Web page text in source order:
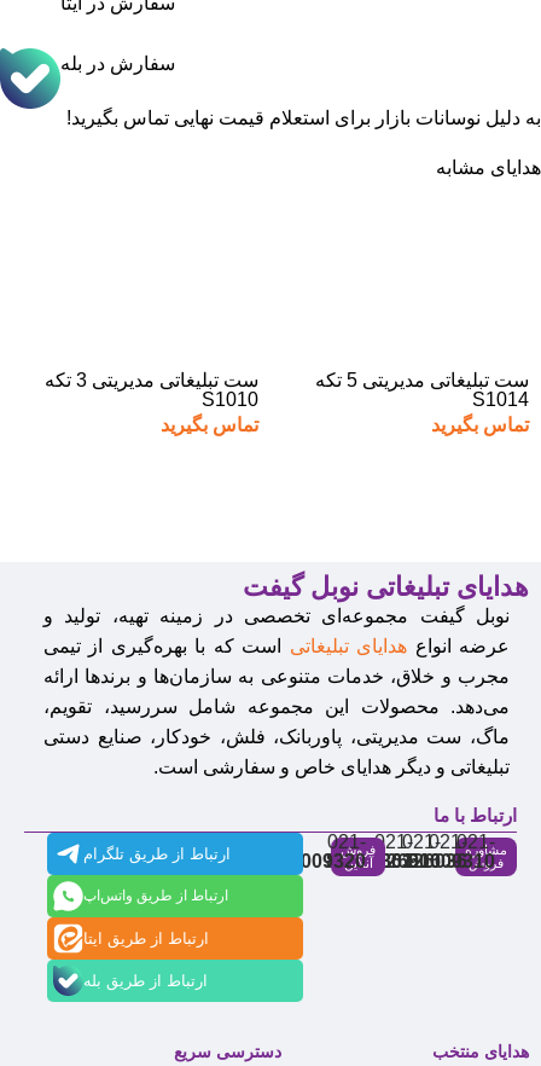
سفارش در بله
به دلیل نوسانات بازار برای استعلام قیمت نهایی تماس بگیرید!
هدایای مشابه
ست تبلیغاتی مدیریتی 5 تکه
S1014
تماس بگیرید
ست تبلیغاتی مدیریتی 3 تکه
S1010
تماس بگیرید
هدایای تبلیغاتی نوبل گیفت
نوبل گیفت مجموعه‌ای تخصصی در زمینه تهیه، تولید و
عرضه انواع هدایای تبلیغاتی است که با بهره‌گیری از تیمی
مجرب و خلاق، خدمات متنوعی به سازمان‌ها و برندها ارائه
می‌دهد. محصولات این مجموعه شامل سررسید، تقویم،
ماگ، ست مدیریتی، پاوربانک، فلش، خودکار، صنایع دستی
تبلیغاتی و دیگر هدایای خاص و سفارشی است.
ارتباط با ما
مشاوره
فروش
021-
91009310
021-
86126036
021-
86126506
021-
88537803
فروش
آنلاین
021-
91009320
ارتباط از طریق تلگرام
ارتباط از طریق واتس‌اپ
ارتباط از طریق ایتا
ارتباط از طریق بله
هدایای منتخب دسترسی سریع